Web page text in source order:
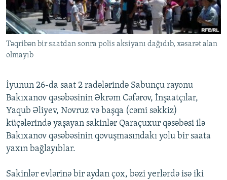
İNFOQRAFIKA
KARIKATURA
AZƏRBAYCAN ƏDƏBIYYATI KITABXANASI
İSLAM VƏ DEMOKRATIYA
İZ - MƏDƏNIYYƏT PROQRAMI
MISSIYAMIZ
PEŞƏ ETIKASI VƏ JURNALISTIKA STANDARTLARIMIZ
MATERIALLARIMIZDAN ISTIFADƏ
BIZIMLƏ ƏLAQƏ
XƏBƏR BÜLLETENLƏRIMIZ
BIZI IZLƏ
Təqribən bir saatdan sonra polis aksiyanı dağıdıb, xəsarət alan
olmayıb
İyunun 26-da saat 2 radələrində Sabunçu rayonu
Bakıxanov qəsəbəsinin Əkrəm Cəfərov, İnşaatçılar,
Yaqub Əliyev, Novruz və başqa (cəmi səkkiz)
küçələrində yaşayan sakinlər Qaraçuxur qəsəbəsi ilə
Bakıxanov qəsəbəsinin qovuşmasındakı yolu bir saata
yaxın bağlayıblar.
Sakinlər evlərinə bir aydan çox, bəzi yerlərdə isə iki